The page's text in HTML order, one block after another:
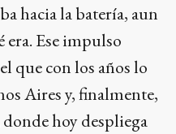
hacia la batería, aun
Ese impulso
que con los años lo
Aires y, finalmente,
hoy despliega